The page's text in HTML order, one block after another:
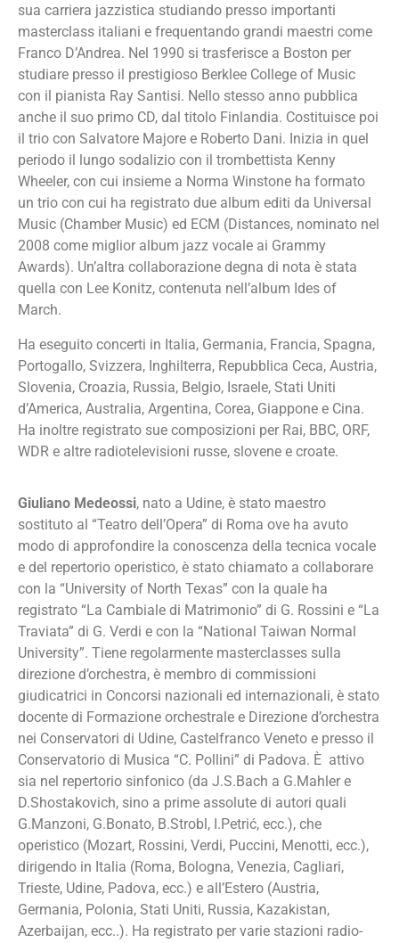
sua carriera jazzistica studiando presso importanti
masterclass italiani e frequentando grandi maestri come
Franco D’Andrea. Nel 1990 si trasferisce a Boston per
studiare presso il prestigioso Berklee College of Music
con il pianista Ray Santisi. Nello stesso anno pubblica
anche il suo primo CD, dal titolo Finlandia. Costituisce poi
il trio con Salvatore Majore e Roberto Dani. Inizia in quel
periodo il lungo sodalizio con il trombettista Kenny
Wheeler, con cui insieme a Norma Winstone ha formato
un trio con cui ha registrato due album editi da Universal
Music (Chamber Music) ed ECM (Distances, nominato nel
2008 come miglior album jazz vocale ai Grammy
Awards). Un’altra collaborazione degna di nota è stata
quella con Lee Konitz, contenuta nell’album Ides of
March.
Ha eseguito concerti in Italia, Germania, Francia, Spagna,
Portogallo, Svizzera, Inghilterra, Repubblica Ceca, Austria,
Slovenia, Croazia, Russia, Belgio, Israele, Stati Uniti
d’America, Australia, Argentina, Corea, Giappone e Cina.
Ha inoltre registrato sue composizioni per Rai, BBC, ORF,
WDR e altre radiotelevisioni russe, slovene e croate.
Giuliano Medeossi, nato a Udine, è stato maestro
sostituto al “Teatro dell’Opera” di Roma ove ha avuto
modo di approfondire la conoscenza della tecnica vocale
e del repertorio operistico, è stato chiamato a collaborare
con la “University of North Texas” con la quale ha
registrato “La Cambiale di Matrimonio” di G. Rossini e “La
Traviata” di G. Verdi e con la “National Taiwan Normal
University”. Tiene regolarmente masterclasses sulla
direzione d’orchestra, è membro di commissioni
giudicatrici in Concorsi nazionali ed internazionali, è stato
docente di Formazione orchestrale e Direzione d’orchestra
nei Conservatori di Udine, Castelfranco Veneto e presso il
Conservatorio di Musica “C. Pollini” di Padova. È attivo
sia nel repertorio sinfonico (da J.S.Bach a G.Mahler e
D.Shostakovich, sino a prime assolute di autori quali
G.Manzoni, G.Bonato, B.Strobl, I.Petrić, ecc.), che
operistico (Mozart, Rossini, Verdi, Puccini, Menotti, ecc.),
dirigendo in Italia (Roma, Bologna, Venezia, Cagliari,
Trieste, Udine, Padova, ecc.) e all’Estero (Austria,
Germania, Polonia, Stati Uniti, Russia, Kazakistan,
Azerbaijan, ecc..). Ha registrato per varie stazioni radio-